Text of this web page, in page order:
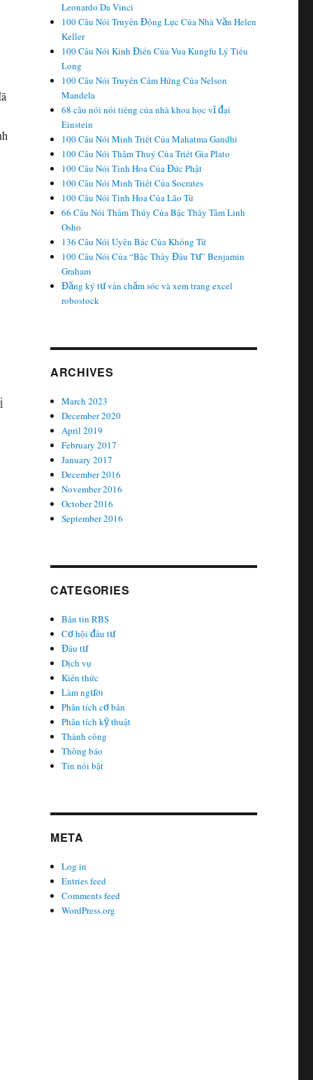
Leonardo Da Vinci
100 Câu Nói Truyền Động Lực Của Nhà Văn Helen
Keller
100 Câu Nói Kinh Điển Của Vua Kungfu Lý Tiểu
Long
100 Câu Nói Truyền Cảm Hứng Của Nelson
Mandela
68 câu nói nổi tiếng của nhà khoa học vĩ đại
Einstein
100 Câu Nói Minh Triết Của Mahatma Gandhi
100 Câu Nói Thâm Thuý Của Triết Gia Plato
100 Câu Nói Tinh Hoa Của Đức Phật
100 Câu Nói Minh Triết Của Socrates
100 Câu Nói Tinh Hoa Của Lão Tử
66 Câu Nói Thâm Thúy Của Bậc Thầy Tâm Linh
Osho
136 Câu Nói Uyên Bác Của Khổng Tử
100 Câu Nói Của “Bậc Thầy Đầu Tư” Benjamin
Graham
Đăng ký tư vấn chăm sóc và xem trang excel
robostock
ARCHIVES
March 2023
December 2020
April 2019
February 2017
January 2017
December 2016
November 2016
October 2016
September 2016
CATEGORIES
Bản tin RBS
Cơ hội đầu tư
Đầu tư
Dịch vụ
Kiến thức
Làm người
Phân tích cơ bản
Phân tích kỹ thuật
Thành công
Thông báo
Tin nổi bật
META
Log in
Entries feed
Comments feed
WordPress.org